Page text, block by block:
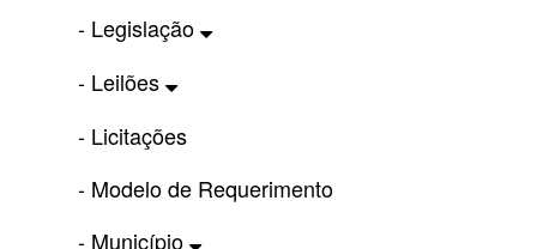
- Legislação
- Leilões
- Licitações
- Modelo de Requerimento
- Município